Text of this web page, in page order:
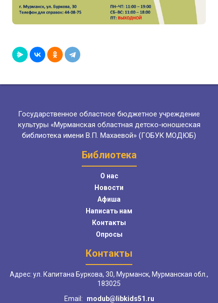
Государственное областное бюджетное учреждение
культуры «Мурманская областная детско-юношеская
библиотека имени В.П. Махаевой» (ГОБУК МОДЮБ)
Библиотека
О нас
Новости
Афиша
Написать нам
Контакты
Опросы
Контакты
Адрес: ул. Капитана Буркова, 30, Мурманск, Мурманская обл.,
183025
Email:
modub@libkids51.ru